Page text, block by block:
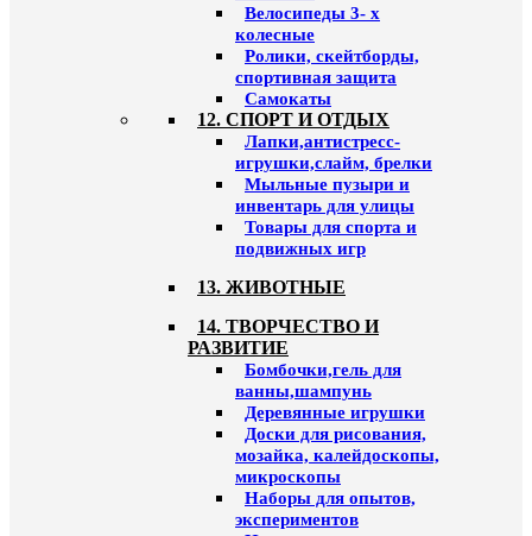
Велосипеды 3- х
колесные
Ролики, скейтборды,
спортивная защита
Самокаты
12. СПОРТ И ОТДЫХ
Лапки,антистресс-
игрушки,слайм, брелки
Мыльные пузыри и
инвентарь для улицы
Товары для спорта и
подвижных игр
13. ЖИВОТНЫЕ
14. ТВОРЧЕСТВО И
РАЗВИТИЕ
Бомбочки,гель для
ванны,шампунь
Деревянные игрушки
Доски для рисования,
мозайка, калейдоскопы,
микроскопы
Наборы для опытов,
экспериментов